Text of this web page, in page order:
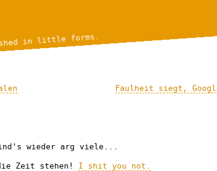
in little forms.
Faulheit siegt,
wieder arg viele...
Zeit stehen! I shit you not.